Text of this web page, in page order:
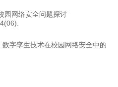
园网络安全问题探讨
字孪生技术在校园网络安全中的